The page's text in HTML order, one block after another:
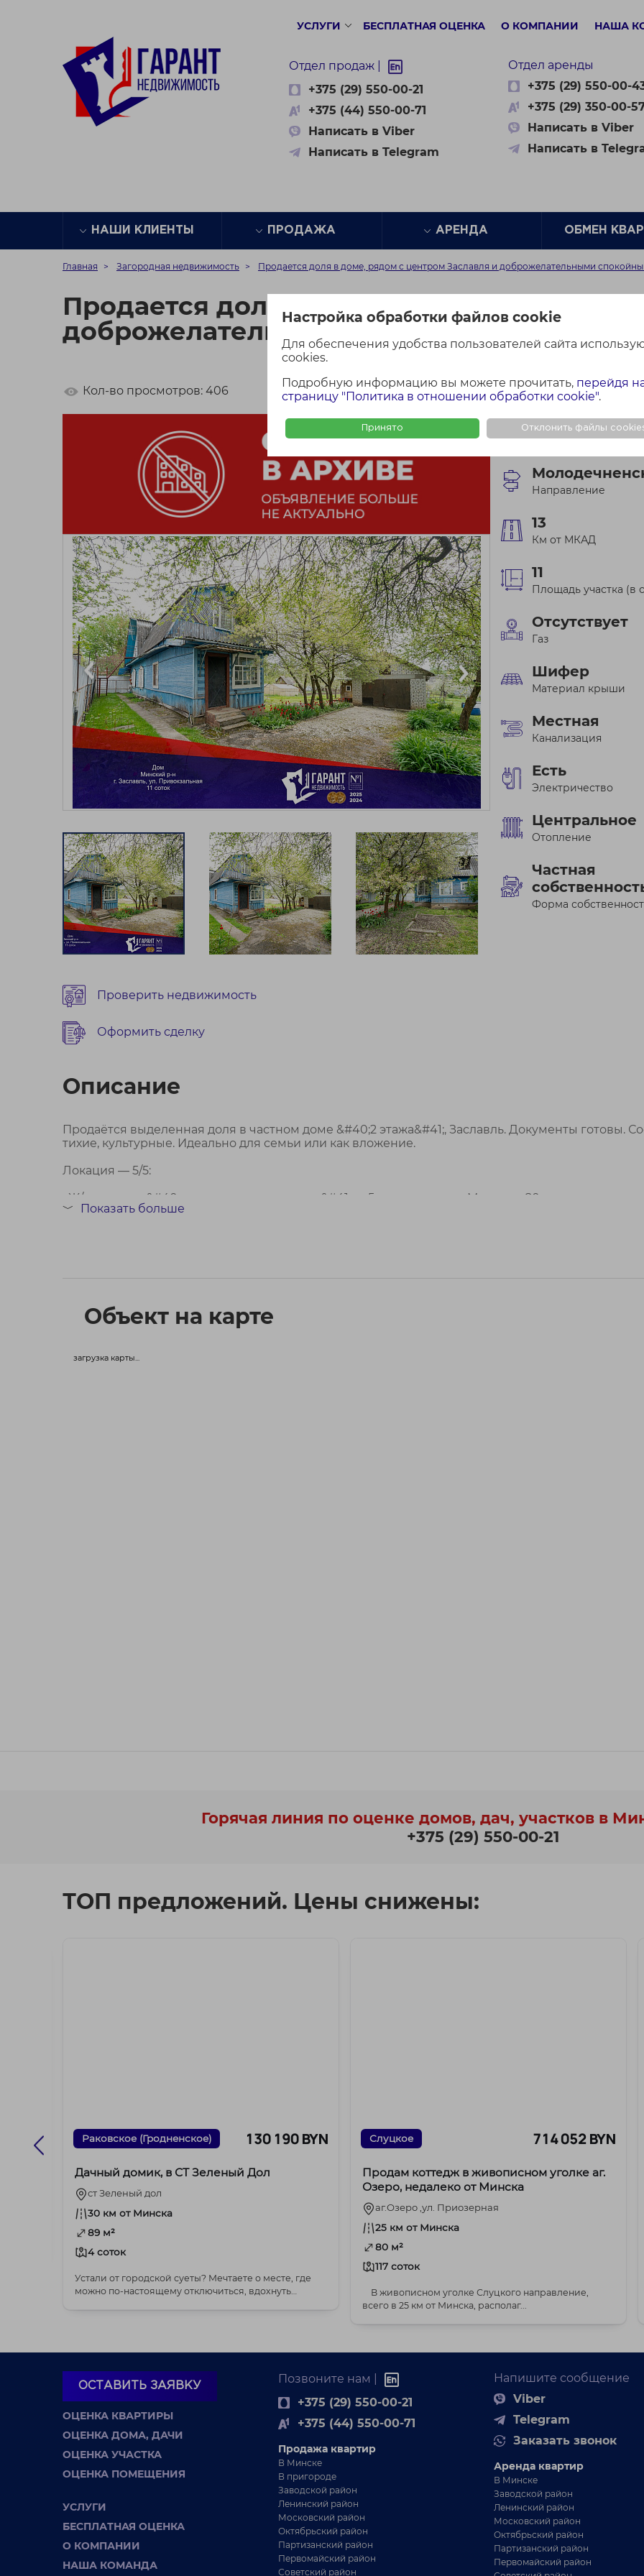
Настройка обработки файлов cookie
Для обеспечения удобства пользователей сайта
cookies.
Подробную информацию вы можете прочитать, перейдя
страницу "Политика в отношении обработки cookie".
Принято Отклонить файлы
УСЛУГИ БЕСПЛАТНАЯ ОЦЕНКА О КОМПАНИИ НАША
Отдел продаж |
+375 (29) 550-00-21
+375 (44) 550-00-71
Написать в Viber
Написать в Telegram
Отдел аренды
+375 (29) 550-00-
+375 (29) 350-00-
Написать в Viber
Написать в
НАШИ КЛИЕНТЫ ПРОДАЖА АРЕНДА ОБМЕН
Главная Загородная недвижимость Продается доля в доме, рядом с центром Заславля и доброжелательными
Продается доля в доме, рядом с центром
доброжелательными спокойными
Кол-во просмотров: 406
Проверить недвижимость
Оформить сделку
г. Заславль ул.
Направление
13
Км от МКАД
11
Площадь участка (в
Отсутствует
Газ
Шифер
Материал крыши
Местная
Канализация
Есть
Электричество
Центральное
Отопление
Частная
Форма
Описание
Продаётся выделенная доля в частном доме &#40;2 этажа&#41;, Заславль. Документы готовы.
тихие, культурные. Идеально для семьи или как вложение.
Локация — 5/5:
· Ж/д станция &#40;скоростная электричка&#41; — 5 мин пешком → Минск за 20 мин
﹀ Показать больше
Объект на карте
загрузка карты...
Горячая линия по оценке домов, дач, участков в
+375 (29) 550-00-21
ТОП предложений. Цены снижены:
BYN Раковское (Гродненское) 130 190 BYN
Дачный домик, в СТ Зеленый Дол
ст Зеленый дол
30 км от Минска
89 м²
4 соток
Устали от городской суеты? Мечтаете о месте, где
можно по-настоящему отключиться, вдохнуть
Слуцкое 714 052 BYN
Продам коттедж в живописном уголке аг.
Озеро, недалеко от Минска
аг.Озеро ,ул. Приозерная
25 км от Минска
80 м²
117 соток
В живописном уголке Слуцкого направление,
всего в 25 км от Минска, располаг...
ОСТАВИТЬ ЗАЯВКУ
ОЦЕНКА КВАРТИРЫ
ОЦЕНКА ДОМА, ДАЧИ
ОЦЕНКА УЧАСТКА
ОЦЕНКА ПОМЕЩЕНИЯ
УСЛУГИ
БЕСПЛАТНАЯ ОЦЕНКА
О КОМПАНИИ
НАША КОМАНДА
Позвоните нам |
+375 (29) 550-00-21
+375 (44) 550-00-71
Продажа квартир
В Минске
В пригороде
Заводской район
Ленинский район
Московский район
Октябрьский район
Партизанский район
Первомайский район
Советский район
Напишите сообщение
Viber
Telegram
Заказать звонок
Аренда квартир
В Минске
Заводской район
Ленинский район
Московский район
Октябрьский район
Партизанский район
Первомайский район